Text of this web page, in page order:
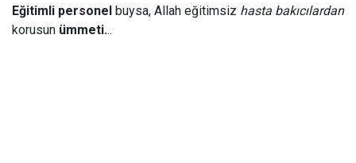
Eğitimli personel buysa, Allah eğitimsiz hasta bakıcılardan
korusun ümmeti...